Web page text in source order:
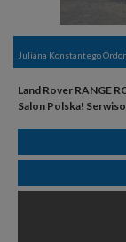
Juliana Konstantego
Land Rover RANGE
Salon Polska!